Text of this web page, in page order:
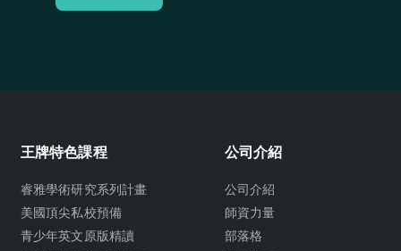
王牌特色課程
睿雅學術研究系列計畫
美國頂尖私校預備
青少年英文原版精讀
公司介紹
公司介紹
師資力量
部落格